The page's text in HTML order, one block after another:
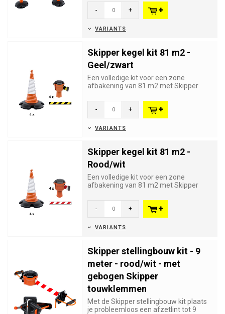
- +
VARIANTS
Skipper kegel kit 81 m2 -
Geel/zwart
Een volledige kit voor een zone
afbakening van 81 m2 met Skipper
- +
VARIANTS
Skipper kegel kit 81 m2 -
Rood/wit
Een volledige kit voor een zone
afbakening van 81 m2 met Skipper
- +
VARIANTS
Skipper stellingbouw kit - 9
meter - rood/wit - met
gebogen Skipper
touwklemmen
Met de Skipper stellingbouw kit plaats
je probleemloos een afzetlint tot 9